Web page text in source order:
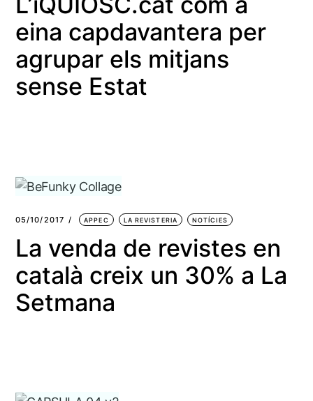
eina capdavantera per
agrupar els mitjans
sense Estat
05/10/2017 APPEC LA REVISTERIA NOTÍCIES
La venda de revistes en
català creix un 30% a La
Setmana